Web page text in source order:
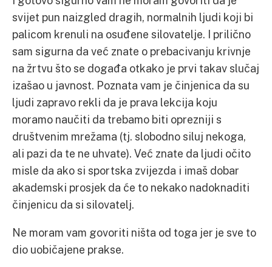
svijet pun naizgled dragih, normalnih ljudi koji bi
palicom krenuli na osuđene silovatelje. I prilično
sam sigurna da već znate o prebacivanju krivnje
na žrtvu što se događa otkako je prvi takav slučaj
izašao u javnost. Poznata vam je činjenica da su
ljudi zapravo rekli da je prava lekcija koju
moramo naučiti da trebamo biti oprezniji s
društvenim mrežama (tj. slobodno siluj nekoga,
ali pazi da te ne uhvate). Već znate da ljudi očito
misle da ako si sportska zvijezda i imaš dobar
akademski prosjek da će to nekako nadoknaditi
činjenicu da si silovatelj.
Ne moram vam govoriti ništa od toga jer je sve to
dio uobičajene prakse.